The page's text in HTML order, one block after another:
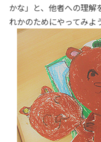
かな」と、他者への理解
れかのためにやってみよ